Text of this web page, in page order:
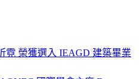
霓 榮獲選入 IEAGD 建築畢業